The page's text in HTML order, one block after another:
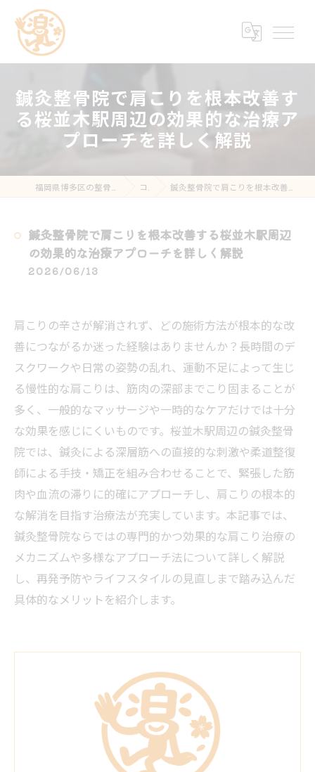
鍼灸整骨院で肩こりを根本改善す
る桜並木駅周辺の効果的な治療ア
プローチを詳しく解説
コラム 鍼灸整骨院で肩こりを根本改善する桜並木駅周辺の効果的な治療アプローチを詳しく解説
鍼灸整骨院で肩こりを根本改善する桜並木駅周辺
の効果的な治療アプローチを詳しく解説
2026/06/13
肩こりの辛さが解消されず、どの施術方法が根本的な改
善につながるか迷った経験はありませんか？長時間のデ
スクワークや日常の姿勢の乱れ、運動不足によって生じ
る慢性的な肩こりは、筋肉の深部までこり固まることが
多く、一般的なマッサージや一時的なケアだけでは十分
な効果を感じにくいものです。桜並木駅周辺の鍼灸整骨
院では、鍼灸による深層筋への直接的な刺激や柔道整復
師による手技・矯正を組み合わせることで、緊張した筋
肉や血流の滞りに的確にアプローチし、肩こりの根本的
な解消を目指す治療法が充実しています。本記事では、
鍼灸整骨院ならではの専門的かつ効果的な肩こり治療の
メカニズムや多様なアプローチ法について詳しく解説
し、再発予防やライフスタイルの見直しまで踏み込んだ
具体的なメリットを紹介します。